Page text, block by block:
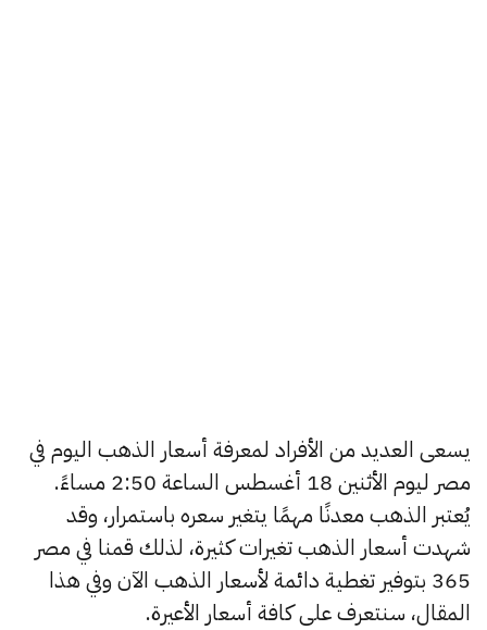
يسعى العديد من الأفراد لمعرفة أسعار الذهب اليوم في
مصر ليوم الأثنين 18 أغسطس الساعة 2:50 مساءً.
يُعتبر الذهب معدنًا مهمًا يتغير سعره باستمرار، وقد
شهدت أسعار الذهب تغيرات كثيرة، لذلك قمنا في مصر
365 بتوفير تغطية دائمة لأسعار الذهب الآن وفي هذا
المقال، سنتعرف على كافة أسعار الأعيرة.